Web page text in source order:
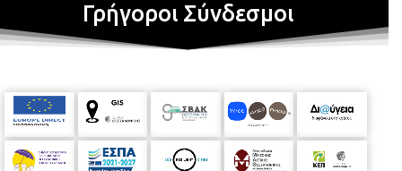
Γρήγοροι Σύνδεσμοι